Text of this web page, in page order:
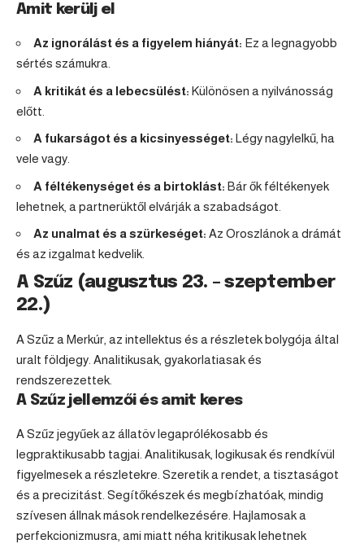
Amit kerülj el
Az ignorálást és a figyelem hiányát: Ez a legnagyobb
sértés számukra.
A kritikát és a lebecsülést: Különösen a nyilvánosság
előtt.
A fukarságot és a kicsinyességet: Légy nagylelkű, ha
vele vagy.
A féltékenységet és a birtoklást: Bár ők féltékenyek
lehetnek, a partnerüktől elvárják a szabadságot.
Az unalmat és a szürkeséget: Az Oroszlánok a drámát
és az izgalmat kedvelik.
A Szűz (augusztus 23. – szeptember
22.)
A Szűz a Merkúr, az intellektus és a részletek bolygója által
uralt földjegy. Analitikusak, gyakorlatiasak és
rendszerezettek.
A Szűz jellemzői és amit keres
A Szűz jegyűek az állatöv legaprólékosabb és
legpraktikusabb tagjai. Analitikusak, logikusak és rendkívül
figyelmesek a részletekre. Szeretik a rendet, a tisztaságot
és a precizitást. Segítőkészek és megbízhatóak, mindig
szívesen állnak mások rendelkezésére. Hajlamosak a
perfekcionizmusra, ami miatt néha kritikusak lehetnek